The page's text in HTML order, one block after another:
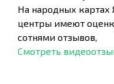
На народных
центры имеют
сотнями отзывов,
Смотреть